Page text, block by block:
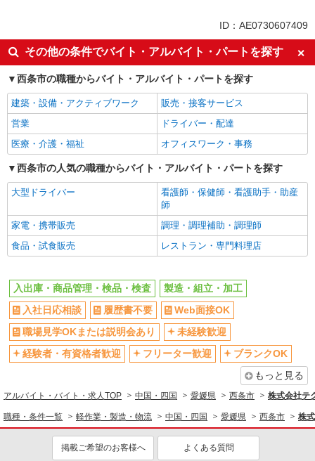
交通費支給
社会保険あり
ID：AE0730607409
その他の条件でバイト・アルバイト・パートを探す
西条市の職種からバイト・アルバイト・パートを探す
建築・設備・アクティブワーク
販売・接客サービス
営業
ドライバー・配達
医療・介護・福祉
オフィスワーク・事務
西条市の人気の職種からバイト・アルバイト・パートを探す
大型ドライバー
看護師・保健師・看護助手・助産
師
家電・携帯販売
調理・調理補助・調理師
食品・試食販売
レストラン・専門料理店
入出庫・商品管理・検品・検査
製造・組立・加工
入社日応相談
履歴書不要
Web面接OK
職場見学OKまたは説明会あり
未経験歓迎
経験者・有資格者歓迎
フリーター歓迎
ブランクOK
もっと見る
アルバイト・バイト・求人TOP 中国・四国 愛媛県 西条市 株式会社テ
職種・条件一覧 軽作業・製造・物流 中国・四国 愛媛県 西条市 株
掲載ご希望のお客様へ よくある質問